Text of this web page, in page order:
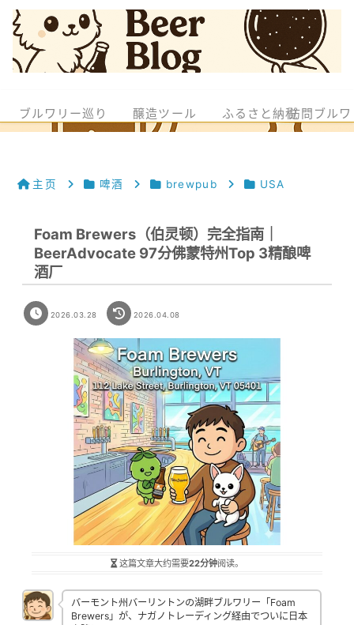
ブルワリー巡り 醸造ツール ふるさと納税訪問ブル
主页 啤酒 brewpub USA
Foam Brewers（伯灵顿）完全指南｜
BeerAdvocate 97分佛蒙特州Top 3精酿啤
酒厂
2026.03.28 2026.04.08
这篇文章大约需要22分钟阅读。
バーモント州バーリントンの湖畔ブルワリー「Foam
Brewers」が、ナガノトレーディング経由でついに日本